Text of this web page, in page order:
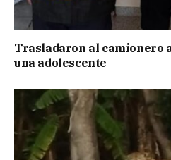
Trasladaron al camionero
una adolescente